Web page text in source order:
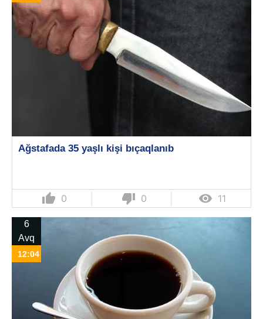
Ağstafada 35 yaşlı kişi bıçaqlanıb
thumb_up 0 thumb_down 0  11
6
Avq
12:04